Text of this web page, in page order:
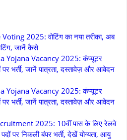
2025: वोटिंग का नया तरीका, अब
जानें कैसे
Yojana Vacancy 2025: कंप्यूटर
भर्ती, जानें पात्रता, दस्तावेज़ और आवेदन
Yojana Vacancy 2025: कंप्यूटर
भर्ती, जानें पात्रता, दस्तावेज़ और आवेदन
2025: 10वीं पास के लिए रेलवे
पर निकली बंपर भर्ती, देखें योग्यता, आयु